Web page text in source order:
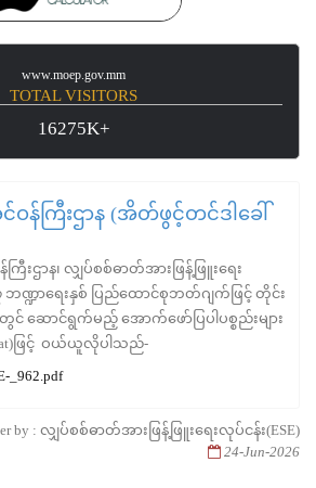
www.moep.gov.mm
TOTAL VISITORS
16275K+
ဝန်ကြီးဌာန (အိတ်ဖွင့်တင်ဒါခေါ်
ြီးဌာန၊ လျှပ်စစ်ဓာတ်အားဖြန့်ဖြူးရေး
ဘဏ္ဍာရေးနှစ် ပြည်ထောင်စုဘတ်ဂျက်ဖြင့် တိုင်း
င် ဆောင်ရွက်မည့် အောက်ဖော်ပြပါပစ္စည်းများ
ဖြင့် ဝယ်ယူလိုပါသည်-
_962.pdf
by : လျှပ်စစ်ဓာတ်အားဖြန့်ဖြူးရေးလုပ်ငန်း(ESE)
24-Jun-2026